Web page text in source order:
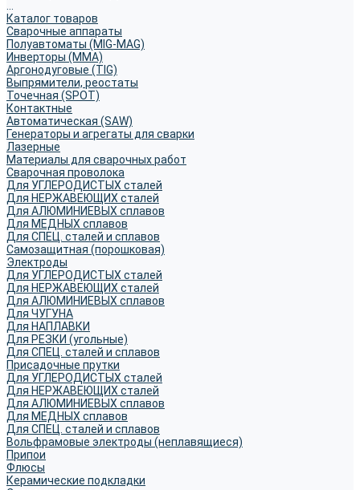
Каталог товаров
Сварочные аппараты
Полуавтоматы (MIG-MAG)
Инверторы (MMA)
Аргонодуговые (TIG)
Выпрямители, реостаты
Точечная (SPOT)
Контактные
Автоматическая (SAW)
Генераторы и агрегаты для сварки
Лазерные
Материалы для сварочных работ
Сварочная проволока
Для УГЛЕРОДИСТЫХ сталей
Для НЕРЖАВЕЮЩИХ сталей
Для АЛЮМИНИЕВЫХ сплавов
Для МЕДНЫХ сплавов
Для СПЕЦ. сталей и сплавов
Самозащитная (порошковая)
Электроды
Для УГЛЕРОДИСТЫХ сталей
Для НЕРЖАВЕЮЩИХ сталей
Для АЛЮМИНИЕВЫХ сплавов
Для ЧУГУНА
Для НАПЛАВКИ
Для РЕЗКИ (угольные)
Для СПЕЦ. сталей и сплавов
Присадочные прутки
Для УГЛЕРОДИСТЫХ сталей
Для НЕРЖАВЕЮЩИХ сталей
Для АЛЮМИНИЕВЫХ сплавов
Для МЕДНЫХ сплавов
Для СПЕЦ. сталей и сплавов
Вольфрамовые электроды (неплавящиеся)
Припои
Флюсы
Керамические подкладки